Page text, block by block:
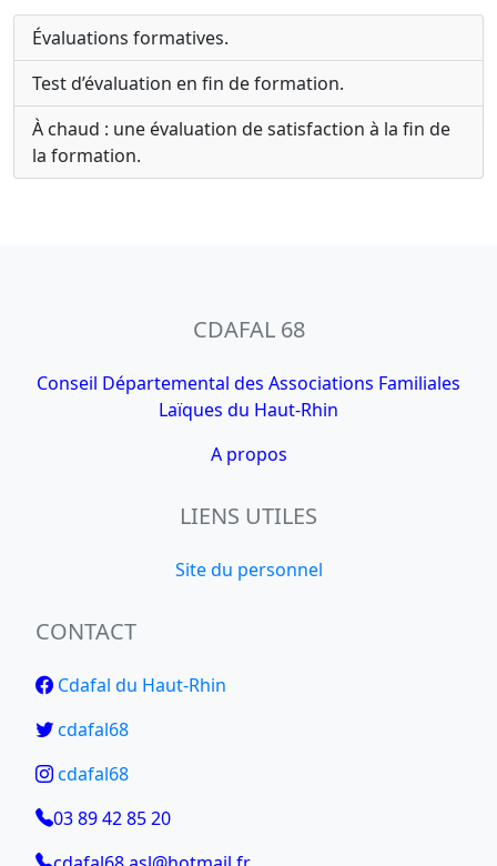
Évaluations formatives.
Test d’évaluation en fin de formation.
À chaud : une évaluation de satisfaction à la fin de
la formation.
CDAFAL 68
Conseil Départemental des Associations Familiales
Laïques du Haut-Rhin
A propos
LIENS UTILES
Site du personnel
CONTACT
Cdafal du Haut-Rhin
cdafal68
cdafal68
03 89 42 85 20